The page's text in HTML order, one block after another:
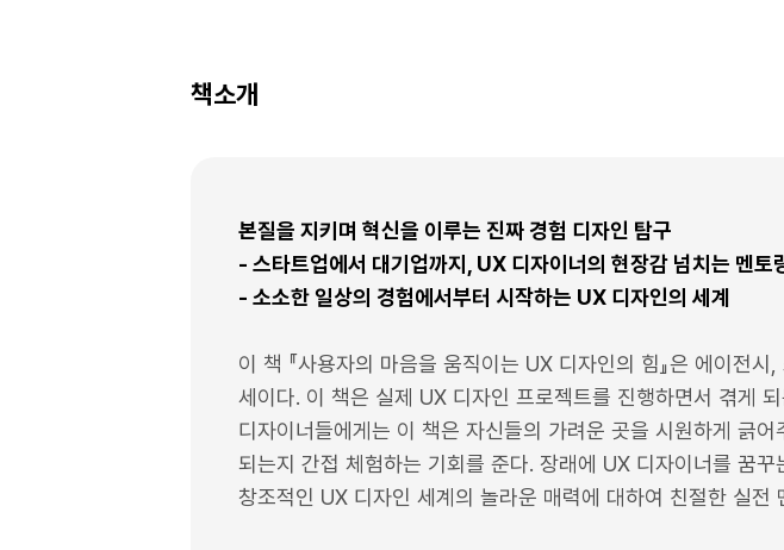
책소개
본질을 지키며 혁신을 이루는 진짜 경험 디자인 탐구
- 스타트업에서 대기업까지, UX 디자이너의 현장감 넘치는 멘토
- 소소한 일상의 경험에서부터 시작하는 UX 디자인의 세계
이 책 『사용자의 마음을 움직이는 UX 디자인의 힘』은 에이전
세이다. 이 책은 실제 UX 디자인 프로젝트를 진행하면서 겪게
디자이너들에게는 이 책은 자신들의 가려운 곳을 시원하게 긁
되는지 간접 체험하는 기회를 준다. 장래에 UX 디자이너를 꿈
창조적인 UX 디자인 세계의 놀라운 매력에 대하여 친절한 실전